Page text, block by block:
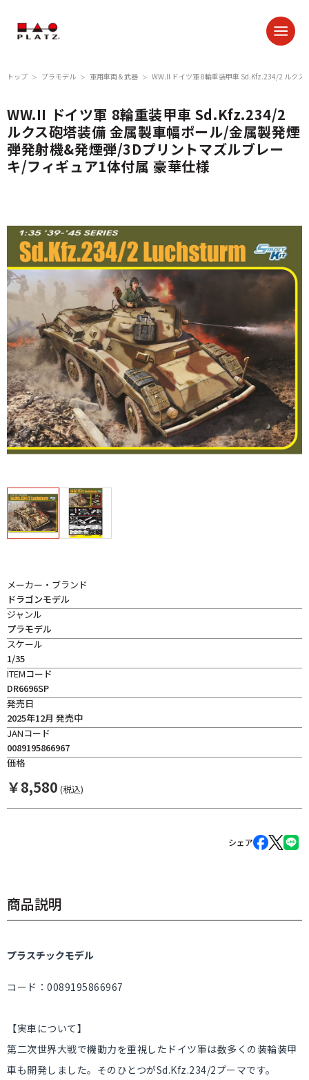
トップ ＞ プラモデル ＞ 軍用車両 & 武器 ＞ WW.II ドイツ軍 8輪重装甲車 Sd.Kfz.234/2 ルク
WW.II ドイツ軍 8輪重装甲車 Sd.Kfz.234/2
ルクス砲塔装備 金属製車幅ポール/金属製発煙
弾発射機&発煙弾/3Dプリントマズルブレー
キ/フィギュア1体付属 豪華仕様
メーカー・ブランド
ドラゴンモデル
ジャンル
プラモデル
スケール
1/35
ITEMコード
DR6696SP
発売日
2025年12月 発売中
JANコード
0089195866967
価格
￥8,580 (税込)
シェア
商品説明
プラスチックモデル
コード：0089195866967
【実車について】
第二次世界大戦で機動力を重視したドイツ軍は数多くの装輪装甲
車も開発しました。そのひとつがSd.Kfz.234/2プーマです。